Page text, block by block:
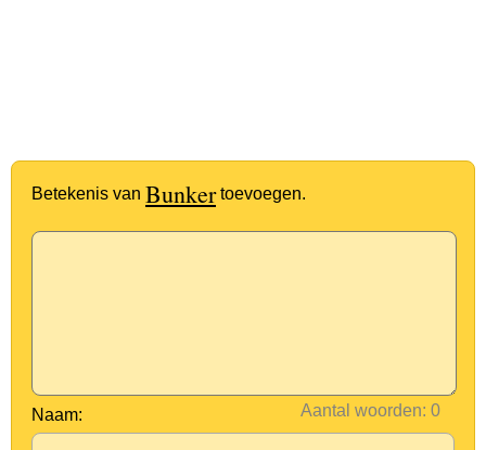
Betekenis van Bunkertoevoegen.
Aantal woorden:
Naam: